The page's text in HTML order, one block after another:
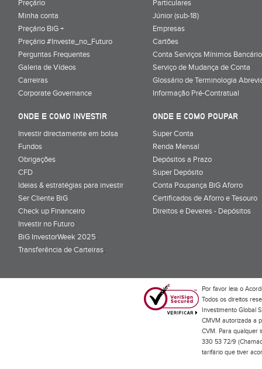
Preçário
Minha conta
Preçário BiG +
Preçário #Investe_no_Futuro
Perguntas Frequentes
Galeria de Vídeos
Carreiras
Corporate Governance
Particulares
Júnior (sub-18)
Empresas
Cartões
Conta Serviços Mínimos
Serviço de Mudança de Conta
Glossário de Terminologia
Informação Pré-Contratual
ONDE E COMO INVESTIR
Investir directamente em bolsa
Fundos
Obrigações
CFD
Ideias & estratégias para investir
Ser Cliente BiG
Check up Financeiro
Investir no Futuro
BiG InvestorWeek 2025;
Transferência de Carteiras;
ONDE E COMO POUPAR
Super Conta
Renda Mensal
Depósitos a Prazo
Super Depósito
Conta Poupança BiG Aforro
Certificados de Aforro e Tesouro
Direitos e Deveres - Depósitos
Por favor leia o
Todos os direitos
Investimento Global
CMVM autorizada a
CVM. Para qualquer
330 53 72/9
tarifário que tiver